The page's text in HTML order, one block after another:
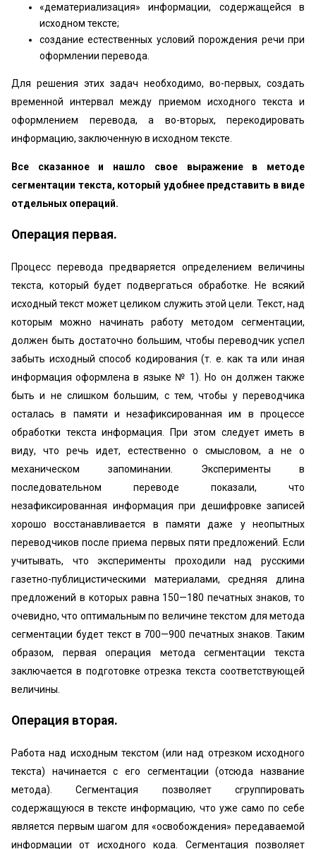
«дематериализация» информации, содержащейся в
исходном тексте;
создание естественных условий порождения речи при
оформлении перевода.
Для решения этих задач необходимо, во-первых, создать
временной интервал между приемом исходного текста и
оформлением перевода, а во-вторых, перекодировать
информацию, заключенную в исходном тексте.
Все сказанное и нашло свое выражение в методе
сегментации текста, который удобнее представить в виде
отдельных операций.
Операция первая.
Процесс перевода предваряется определением величины
текста, который будет подвергаться обработке. Не всякий
исходный текст может целиком служить этой цели. Текст, над
которым можно начинать работу методом сегментации,
должен быть достаточно большим, чтобы переводчик успел
забыть исходный способ кодирования (т. е. как та или иная
информация оформлена в языке № 1). Но он должен также
быть и не слишком большим, с тем, чтобы у переводчика
осталась в памяти и незафиксированная им в процессе
обработки текста информация. При этом следует иметь в
виду, что речь идет, естественно о смысловом, а не о
механическом запоминании. Эксперименты в
последовательном переводе показали, что
незафиксированная информация при дешифровке записей
хорошо восстанавливается в памяти даже у неопытных
переводчиков после приема первых пяти предложений. Если
учитывать, что эксперименты проходили над русскими
газетно-публицистическими материалами, средняя длина
предложений в которых равна 150—180 печатных знаков, то
очевидно, что оптимальным по величине текстом для метода
сегментации будет текст в 700—900 печатных знаков. Таким
образом, первая операция метода сегментации текста
заключается в подготовке отрезка текста соответствующей
величины.
Операция вторая.
Работа над исходным текстом (или над отрезком исходного
текста) начинается с его сегментации (отсюда название
метода). Сегментация позволяет сгруппировать
содержащуюся в тексте информацию, что уже само по себе
является первым шагом для «освобождения» передаваемой
информации от исходного кода. Сегментация позволяет